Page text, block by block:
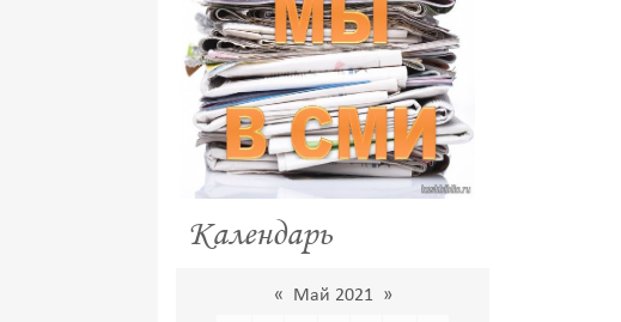
Календарь
« Май 2021 »